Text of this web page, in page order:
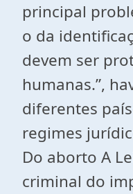
principal
o da
devem ser
humanas.”,
diferentes
regimes
Do aborto A
criminal do